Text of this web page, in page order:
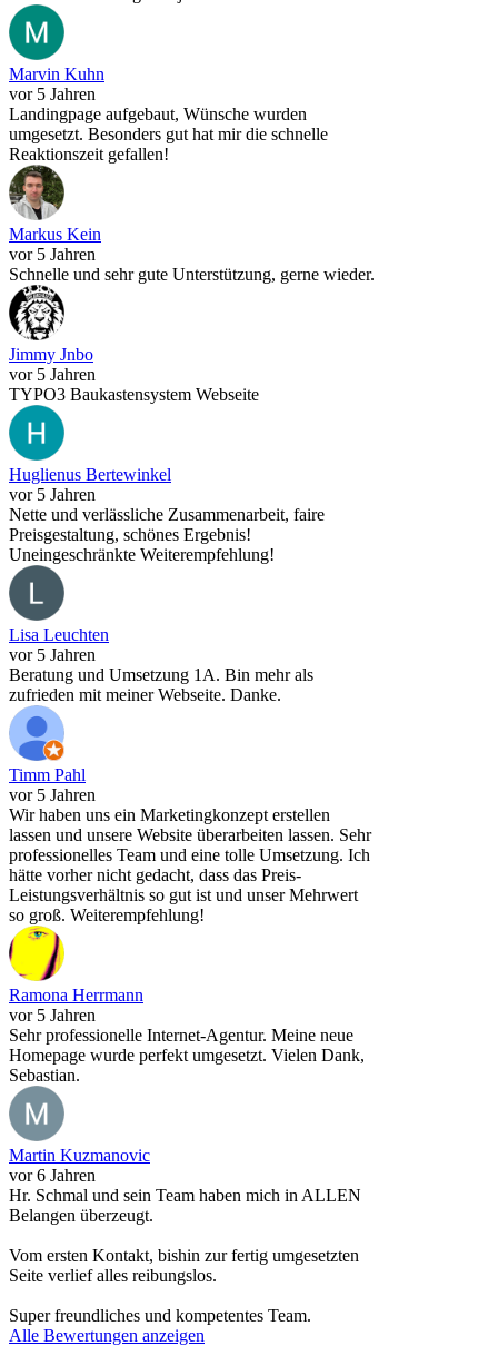
Marvin Kuhn
vor 5 Jahren
Landingpage aufgebaut, Wünsche wurden
umgesetzt. Besonders gut hat mir die schnelle
Reaktionszeit gefallen!
Markus Kein
vor 5 Jahren
Schnelle und sehr gute Unterstützung, gerne wieder.
Jimmy Jnbo
vor 5 Jahren
TYPO3 Baukastensystem Webseite
Huglienus Bertewinkel
vor 5 Jahren
Nette und verlässliche Zusammenarbeit, faire
Preisgestaltung, schönes Ergebnis!
Uneingeschränkte Weiterempfehlung!
Lisa Leuchten
vor 5 Jahren
Beratung und Umsetzung 1A. Bin mehr als
zufrieden mit meiner Webseite. Danke.
Timm Pahl
vor 5 Jahren
Wir haben uns ein Marketingkonzept erstellen
lassen und unsere Website überarbeiten lassen. Sehr
professionelles Team und eine tolle Umsetzung. Ich
hätte vorher nicht gedacht, dass das Preis-
Leistungsverhältnis so gut ist und unser Mehrwert
so groß. Weiterempfehlung!
Ramona Herrmann
vor 5 Jahren
Sehr professionelle Internet-Agentur. Meine neue
Homepage wurde perfekt umgesetzt. Vielen Dank,
Sebastian.
Martin Kuzmanovic
vor 6 Jahren
Hr. Schmal und sein Team haben mich in ALLEN
Belangen überzeugt.
Vom ersten Kontakt, bishin zur fertig umgesetzten
Seite verlief alles reibungslos.
Super freundliches und kompetentes Team.
Alle Bewertungen anzeigen